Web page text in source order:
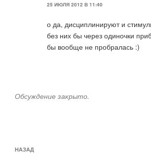
25 ИЮЛЯ 2012 В 11:40
о да, дисциплинируют и
без них бы через одиночки
бы вообще не пробралась :)
Обсуждение закрыто.
НАЗАД